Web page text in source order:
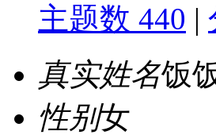
主题数 440 |
真实姓名饭
性别女